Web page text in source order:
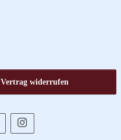
Vertrag widerrufen